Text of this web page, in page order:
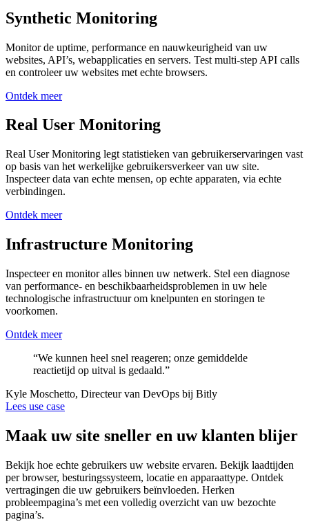
Synthetic Monitoring
Monitor de uptime, performance en nauwkeurigheid van uw
websites, API’s, webapplicaties en servers. Test multi-step API calls
en controleer uw websites met echte browsers.
Ontdek meer
Real User Monitoring
Real User Monitoring legt statistieken van gebruikerservaringen vast
op basis van het werkelijke gebruikersverkeer van uw site.
Inspecteer data van echte mensen, op echte apparaten, via echte
verbindingen.
Ontdek meer
Infrastructure Monitoring
Inspecteer en monitor alles binnen uw netwerk. Stel een diagnose
van performance- en beschikbaarheidsproblemen in uw hele
technologische infrastructuur om knelpunten en storingen te
voorkomen.
Ontdek meer
“We kunnen heel snel reageren; onze gemiddelde
reactietijd op uitval is gedaald.”
Kyle Moschetto, Directeur van DevOps bij Bitly
Lees use case
Maak uw site sneller en uw klanten blijer
Bekijk hoe echte gebruikers uw website ervaren. Bekijk laadtijden
per browser, besturingssysteem, locatie en apparaattype. Ontdek
vertragingen die uw gebruikers beïnvloeden. Herken
probleempagina’s met een volledig overzicht van uw bezochte
pagina’s.